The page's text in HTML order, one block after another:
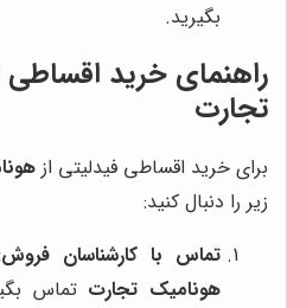
بگیرید.
راهنمای خرید اقساطی
تجارت
برای خرید اقساطی فیدلیتی از
زیر را دنبال کنید:
تماس با کارشناسان
هونامیک تجارت تماس